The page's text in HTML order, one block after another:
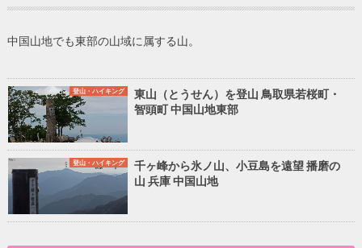
中国山地でも東部の山域に属する山。
登山・ハイキング
東山（とうせん）を登山 鳥取県若桜町・
智頭町 中国山地東部
登山・ハイキング
千ヶ峰から氷ノ山、小豆島を遠望 播磨の
山 兵庫 中国山地